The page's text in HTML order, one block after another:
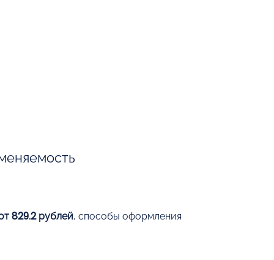
829.2 рублей, способы оформления